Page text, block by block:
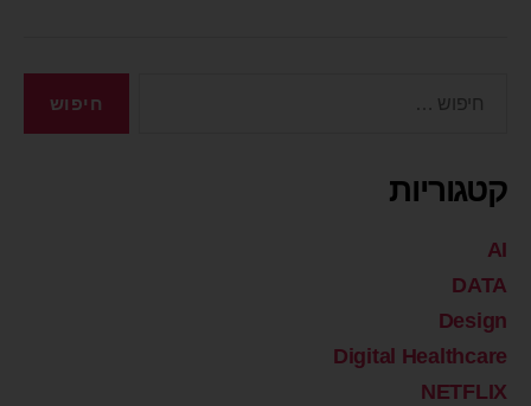
קטגוריות
AI
DATA
Design
Digital Healthcare
NETFLIX